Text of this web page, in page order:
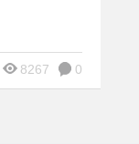
0
8267